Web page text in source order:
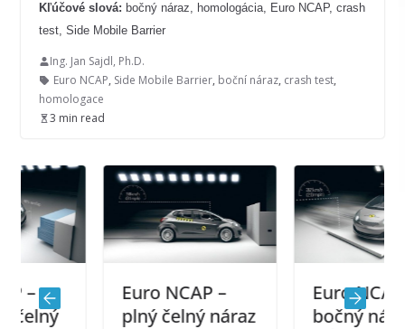
Kľúčové slová: bočný náraz, homologácia, Euro NCAP, crash
test, Side Mobile Barrier
Ing. Jan Sajdl, Ph.D.
Euro NCAP, Side Mobile Barrier, boční náraz, crash test,
homologace
3 min read
Euro NCAP –
plný čelný náraz
Euro NCAP –
bočný náraz do